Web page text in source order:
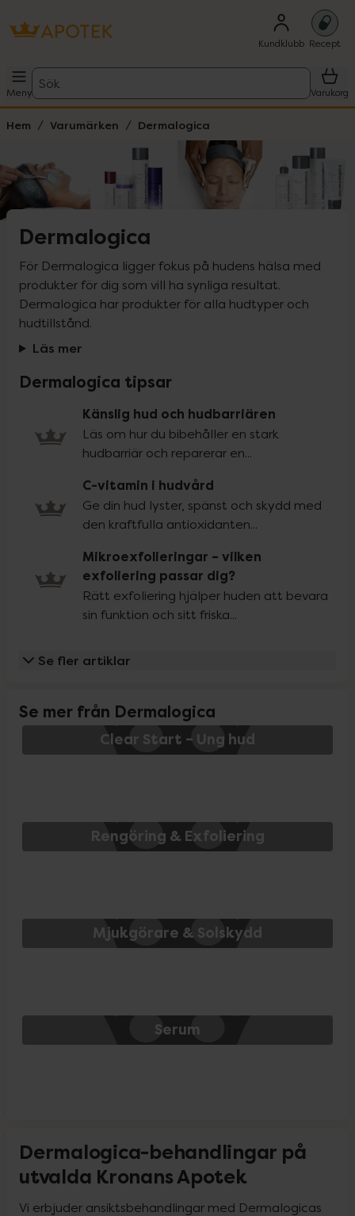
Kundklubb Recept
Meny
Sök
Varukorg
Hem Varumärken Dermalogica
Dermalogica
För Dermalogica ligger fokus på hudens hälsa med
produkter för dig som vill ha synliga resultat.
Dermalogica har produkter för alla hudtyper och
hudtillstånd.
Läs mer
Dermalogica tipsar
Känslig hud och hudbarriären
Läs om hur du bibehåller en stark
hudbarriär och reparerar en...
C-vitamin i hudvård
Ge din hud lyster, spänst och skydd med
den kraftfulla antioxidanten...
Mikroexfolieringar – vilken
exfoliering passar dig?
Rätt exfoliering hjälper huden att bevara
sin funktion och sitt friska...
Se fler artiklar
Se mer från Dermalogica
Clear Start – Ung hud
Rengöring & Exfoliering
Mjukgörare & Solskydd
Serum
Dermalogica-behandlingar på
utvalda Kronans Apotek
Vi erbjuder ansiktsbehandlingar med Dermalogicas